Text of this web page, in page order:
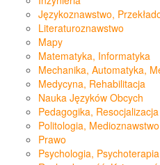
Językoznawstwo,
Literaturoznawstwo
Mapy
Matematyka, Informatyka
Mechanika, Automatyka,
Medycyna, Rehabilitacja
Nauka Języków Obcych
Pedagogika, Resocjalizacja
Politologia, Medioznawstwo
Prawo
Psychologia, Psychoterapia